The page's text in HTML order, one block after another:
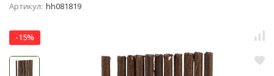
Артикул: hh081819
-15%